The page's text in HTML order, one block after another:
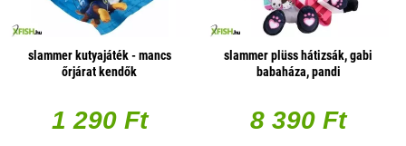
slammer kutyajáték - mancs
őrjárat kendők
1 290 Ft
slammer plüss hátizsák, gabi
babaháza, pandi
8 390 Ft